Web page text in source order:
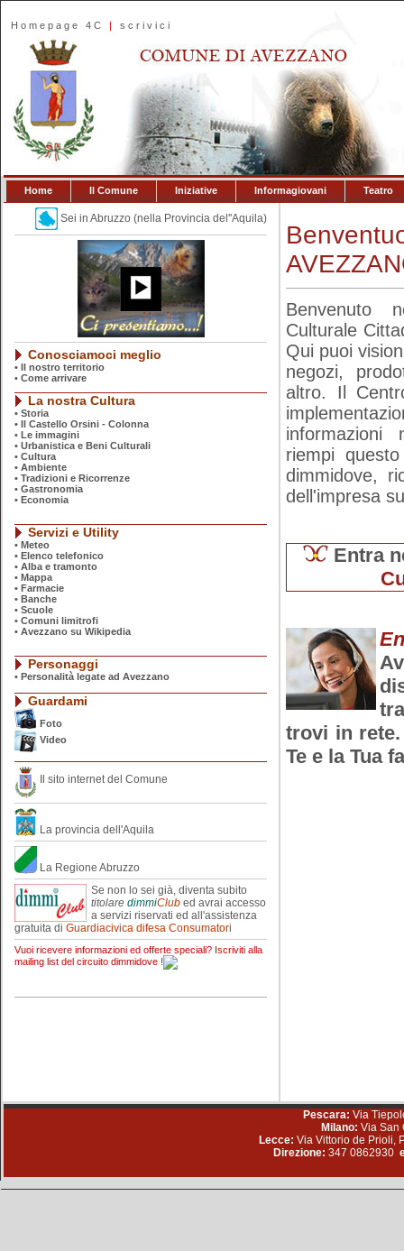
Homepage 4C | scrivici
Home Il Comune Iniziative Informagiovani Teatro
Sei in Abruzzo (nella Provincia del''Aquila)
Conosciamoci meglio
• Il nostro territorio
• Come arrivare
La nostra Cultura
• Storia
• Il Castello Orsini - Colonna
• Le immagini
• Urbanistica e Beni Culturali
• Cultura
• Ambiente
• Tradizioni e Ricorrenze
• Gastronomia
• Economia
Servizi e Utility
• Meteo
• Elenco telefonico
• Alba e tramonto
• Mappa
• Farmacie
• Banche
• Scuole
• Comuni limitrofi
• Avezzano su Wikipedia
Personaggi
• Personalità legate ad Avezzano
Guardami
Foto
Video
Il sito internet del Comune
La provincia dell'Aquila
La Regione Abruzzo
Se non lo sei già, diventa subito
titolare dimmiClub ed avrai accesso
a servizi riservati ed all'assistenza
gratuita di Guardiacivica difesa Consumatori
Vuoi ricevere informazioni ed offerte speciali? Iscriviti alla
mailing list del circuito dimmidove !
Benvenuto
Culturale
Qui puoi
negozi,
altro. Il
informazioni
riempi
dimmidove,
dell'impresa
Entra
trovi in
Te e la Tua
Pescara: Via
Milano: Via San
Lecce: Via Vittorio de Prioli,
Direzione: 347 0862930